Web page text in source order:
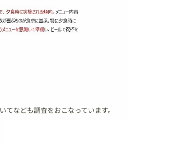
なども調査をおこなっています。